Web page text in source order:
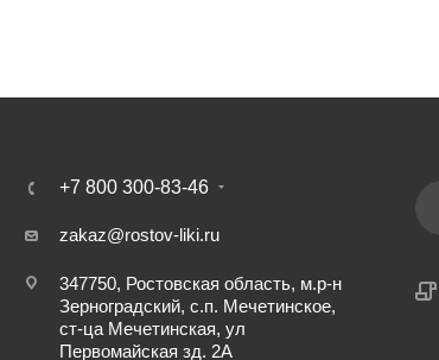
+7 800 300-83-46
zakaz@rostov-liki.ru
347750, Ростовская область, м.р-н
Зерноградский, с.п. Мечетинское,
ст-ца Мечетинская, ул
Первомайская зд. 2А